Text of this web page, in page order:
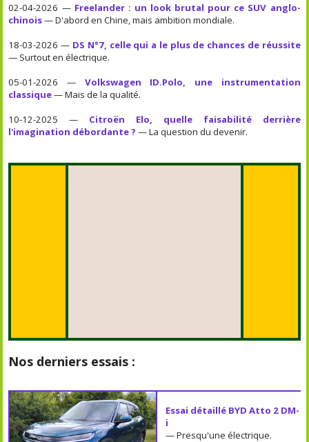
02-04-2026 — Freelander : un look brutal pour ce SUV anglo-
chinois— D'abord en Chine, mais ambition mondiale.
18-03-2026 — DS N°7, celle qui a le plus de chances de réussite
— Surtout en électrique.
05-01-2026 — Volkswagen ID.Polo, une instrumentation
classique— Mais de la qualité.
10-12-2025 — Citroën Elo, quelle faisabilité derrière
l'imagination débordante ? — La question du devenir.
Nos derniers essais :
Essai détaillé BYD Atto 2 DM-
i
— Presqu'une électrique.